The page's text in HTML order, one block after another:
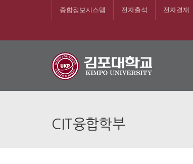
종합정보시스템 전자출석 전자결재
CIT융합학부